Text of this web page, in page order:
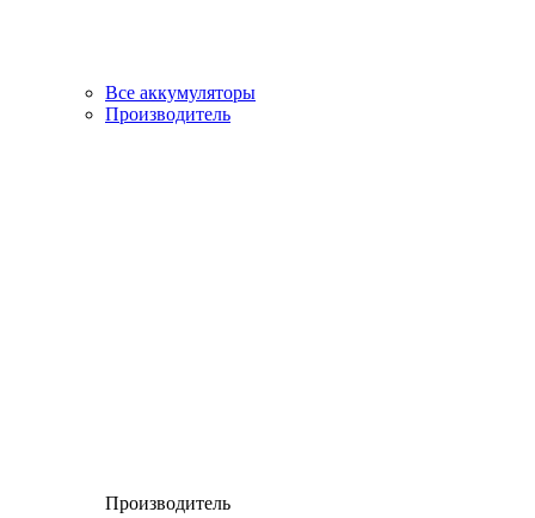
Все аккумуляторы
Производитель
Производитель